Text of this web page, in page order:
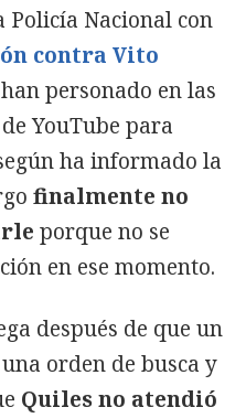
Nacional con
contra Vito
personado en las
YouTube para
ha informado la
finalmente no
porque no se
en ese momento.
después de que un
orden de busca y
Quiles no atendió